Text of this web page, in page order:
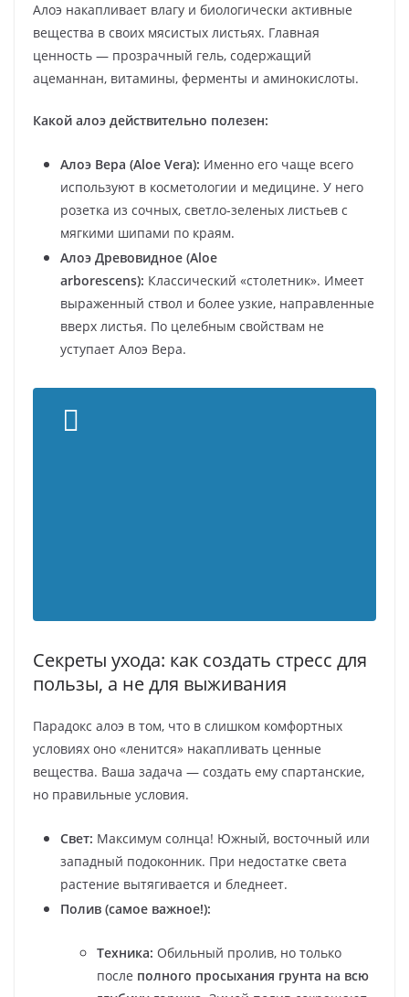
Алоэ накапливает влагу и биологически активные
вещества в своих мясистых листьях. Главная
ценность — прозрачный гель, содержащий
ацеманнан, витамины, ферменты и аминокислоты.
Какой алоэ действительно полезен:
Алоэ Вера (Aloe Vera): Именно его чаще всего
используют в косметологии и медицине. У него
розетка из сочных, светло-зеленых листьев с
мягкими шипами по краям.
Алоэ Древовидное (Aloe
arborescens): Классический «столетник». Имеет
выраженный ствол и более узкие, направленные
вверх листья. По целебным свойствам не
уступает Алоэ Вера.
Секреты ухода: как создать стресс для
пользы, а не для выживания
Парадокс алоэ в том, что в слишком комфортных
условиях оно «ленится» накапливать ценные
вещества. Ваша задача — создать ему спартанские,
но правильные условия.
Свет: Максимум солнца! Южный, восточный или
западный подоконник. При недостатке света
растение вытягивается и бледнеет.
Полив (самое важное!):
Техника: Обильный пролив, но только
после полного просыхания грунта на всю